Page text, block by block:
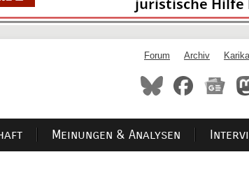
Forum Archiv
Meinungen & Analysen